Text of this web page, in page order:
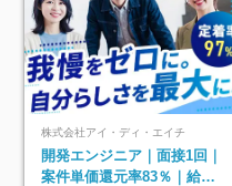
株式会社アイ・ディ・エイチ
開発エンジニア｜面接1回｜
案件単価還元率83％｜給与